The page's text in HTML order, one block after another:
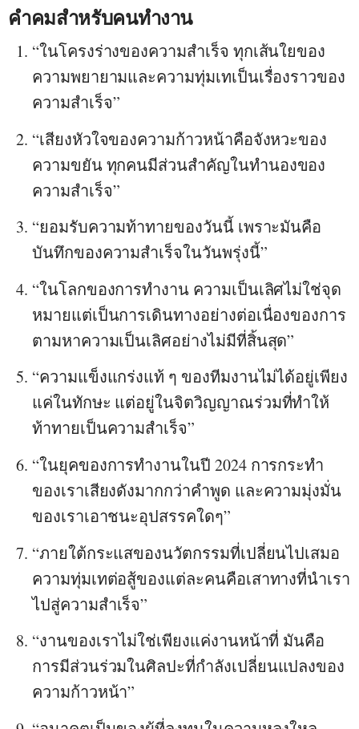
คำคมสำหรับคนทำงาน
“ในโครงร่างของความสำเร็จ ทุกเส้นใยของ
ความพยายามและความทุ่มเทเป็นเรื่องราวของ
ความสำเร็จ”
“เสียงหัวใจของความก้าวหน้าคือจังหวะของ
ความขยัน ทุกคนมีส่วนสำคัญในทำนองของ
ความสำเร็จ”
“ยอมรับความท้าทายของวันนี้ เพราะมันคือ
บันทึกของความสำเร็จในวันพรุ่งนี้”
“ในโลกของการทำงาน ความเป็นเลิศไม่ใช่จุด
หมายแต่เป็นการเดินทางอย่างต่อเนื่องของการ
ตามหาความเป็นเลิศอย่างไม่มีที่สิ้นสุด”
“ความแข็งแกร่งแท้ ๆ ของทีมงานไม่ได้อยู่เพียง
แค่ในทักษะ แต่อยู่ในจิตวิญญาณร่วมที่ทำให้
ท้าทายเป็นความสำเร็จ”
“ในยุคของการทำงานในปี 2024 การกระทำ
ของเราเสียงดังมากกว่าคำพูด และความมุ่งมั่น
ของเราเอาชนะอุปสรรคใดๆ”
“ภายใต้กระแสของนวัตกรรมที่เปลี่ยนไปเสมอ
ความทุ่มเทต่อสู้ของแต่ละคนคือเสาทางที่นำเรา
ไปสู่ความสำเร็จ”
“งานของเราไม่ใช่เพียงแค่งานหน้าที่ มันคือ
การมีส่วนร่วมในศิลปะที่กำลังเปลี่ยนแปลงของ
ความก้าวหน้า”